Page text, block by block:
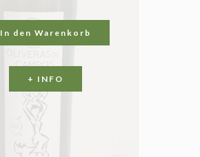
In den Warenkorb
+ INFO